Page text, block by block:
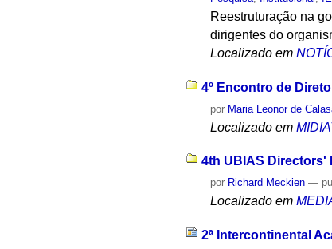
Reestruturação na
dirigentes do
Localizado em
4º Encontro de
por Maria Leonor de
Localizado em
4th UBIAS Directors'
por Richard Meckien —
Localizado em
2ª Intercontinental